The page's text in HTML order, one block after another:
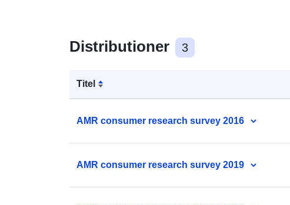
Distributioner 3
Titel
AMR consumer research survey 2016
AMR consumer research survey 2019